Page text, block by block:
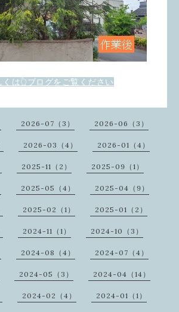
くは👆ブログをご覧ください
2026-07（3） 2026-06（3）
2026-03（4） 2026-01（4）
2025-11（2） 2025-09（1）
2025-05（4） 2025-04（9）
2025-02（1） 2025-01（2）
2024-11（1） 2024-10（3）
2024-08（4） 2024-07（4）
2024-05（3） 2024-04（14）
2024-02（4） 2024-01（1）